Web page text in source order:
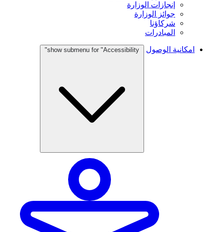
إنجازات الوزارة
جوائز الوزارة
شركاؤنا
المبادرات
امكانية الوصول show submenu for "Accessibility"